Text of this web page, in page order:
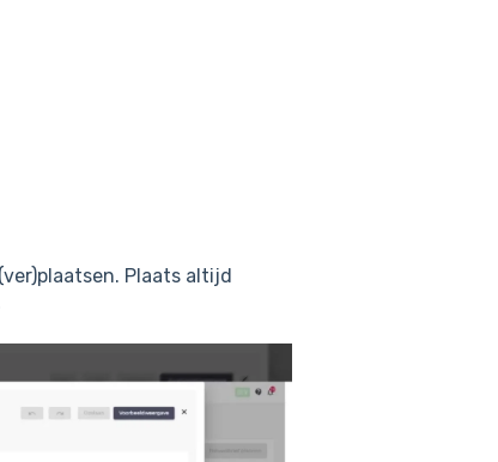
Plaats altijd